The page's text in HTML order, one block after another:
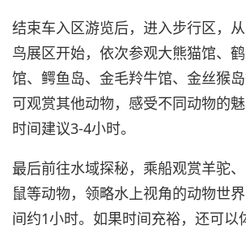
结束车入区游览后，进入步行区，
鸟展区开始，依次参观大熊猫馆、
馆、鳄鱼岛、金毛羚牛馆、金丝猴
可观赏其他动物，感受不同动物的
时间建议3-4小时。
最后前往水域探秘，乘船观赏羊驼
鼠等动物，领略水上视角的动物世
间约1小时。如果时间充裕，还可以